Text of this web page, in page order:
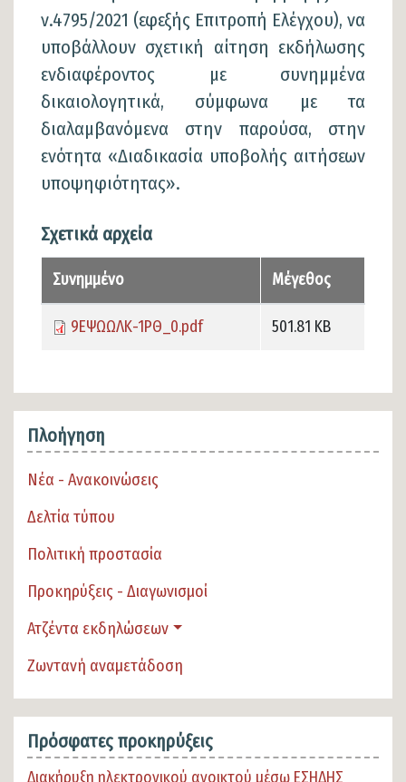
ν.4795/2021 (εφεξής Επιτροπή Ελέγχου), να
υποβάλλουν σχετική αίτηση εκδήλωσης
ενδιαφέροντος με συνημμένα
δικαιολογητικά, σύμφωνα με τα
διαλαμβανόμενα στην παρούσα, στην
ενότητα «Διαδικασία υποβολής αιτήσεων
υποψηφιότητας».
Σχετικά αρχεία
Συνημμένο Μέγεθος
9ΕΨΩΩΛΚ-1ΡΘ_0.pdf 501.81 KB
Πλοήγηση
Νέα - Ανακοινώσεις
Δελτία τύπου
Πολιτική προστασία
Προκηρύξεις - Διαγωνισμοί
Ατζέντα εκδηλώσεων
Ζωντανή αναμετάδοση
Πρόσφατες προκηρύξεις
Διακήρυξη ηλεκτρονικού ανοικτού μέσω ΕΣΗΔΗΣ